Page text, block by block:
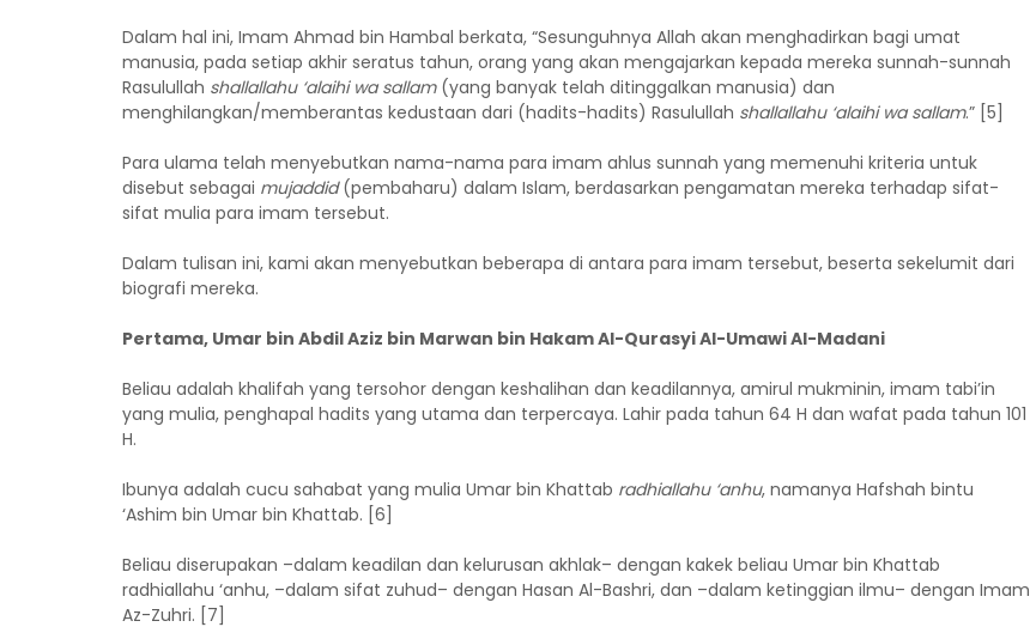
Dalam hal ini, Imam Ahmad bin Hambal berkata, “Sesunguhnya Allah akan menghadirkan bagi umat
manusia, pada setiap akhir seratus tahun, orang yang akan mengajarkan kepada mereka sunnah-sunnah
Rasulullah shallallahu ‘alaihi wa sallam(yang banyak telah ditinggalkan manusia) dan
menghilangkan/memberantas kedustaan dari (hadits-hadits) Rasulullah shallallahu ‘alaihi wa sallam.” [5]
Para ulama telah menyebutkan nama-nama para imam ahlus sunnah yang memenuhi kriteria untuk
disebut sebagai mujaddid(pembaharu) dalam Islam, berdasarkan pengamatan mereka terhadap sifat-
sifat mulia para imam tersebut.
Dalam tulisan ini, kami akan menyebutkan beberapa di antara para imam tersebut, beserta sekelumit dari
biografi mereka.
Pertama, Umar bin Abdil Aziz bin Marwan bin Hakam Al-Qurasyi Al-Umawi Al-Madani
Beliau adalah khalifah yang tersohor dengan keshalihan dan keadilannya, amirul mukminin, imam tabi’in
yang mulia, penghapal hadits yang utama dan terpercaya. Lahir pada tahun 64 H dan wafat pada tahun 101
H.
Ibunya adalah cucu sahabat yang mulia Umar bin Khattab radhiallahu ‘anhu, namanya Hafshah bintu
‘Ashim bin Umar bin Khattab. [6]
Beliau diserupakan –dalam keadilan dan kelurusan akhlak– dengan kakek beliau Umar bin Khattab
radhiallahu ‘anhu, –dalam sifat zuhud– dengan Hasan Al-Bashri, dan –dalam ketinggian ilmu– dengan Imam
Az-Zuhri. [7]